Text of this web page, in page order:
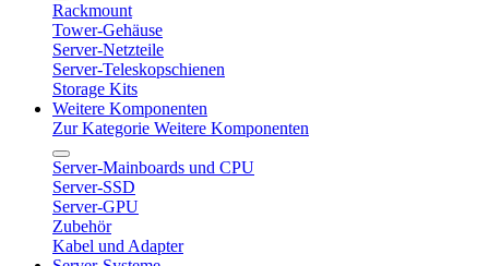
Rackmount
Tower-Gehäuse
Server-Netzteile
Server-Teleskopschienen
Storage Kits
Weitere Komponenten
Zur Kategorie Weitere Komponenten
Server-Mainboards und CPU
Server-SSD
Server-GPU
Zubehör
Kabel und Adapter